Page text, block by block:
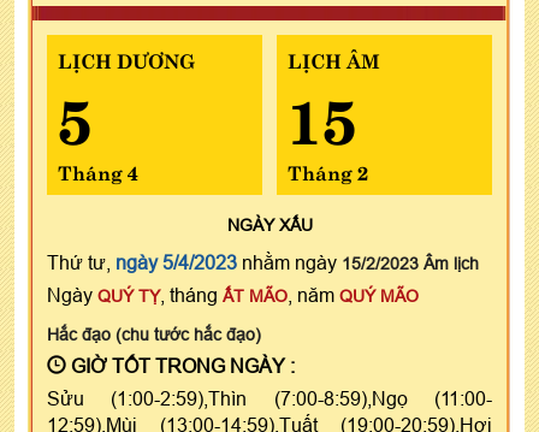
LỊCH DƯƠNG
5
Tháng 4
LỊCH ÂM
15
Tháng 2
NGÀYXẤU
Thứ tư, ngày 5/4/2023 nhằm ngày 15/2/2023 Âm lịch
Ngày QUÝ TỴ, tháng ẤT MÃO , năm QUÝ MÃO
Hắc đạo (chu tước hắc đạo)
GIỜ TỐT TRONG NGÀY :
Sửu (1:00-2:59),Thìn (7:00-8:59),Ngọ (11:00-
12:59),Mùi (13:00-14:59),Tuất (19:00-20:59),Hợi